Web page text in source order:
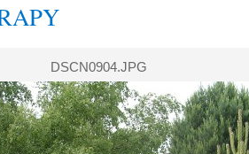
DSCN0904.JPG